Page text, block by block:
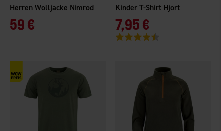
Herren Wolljacke Nimrod
59 €
Kinder T-Shirt Hjort
7,95 €
Bewertung: